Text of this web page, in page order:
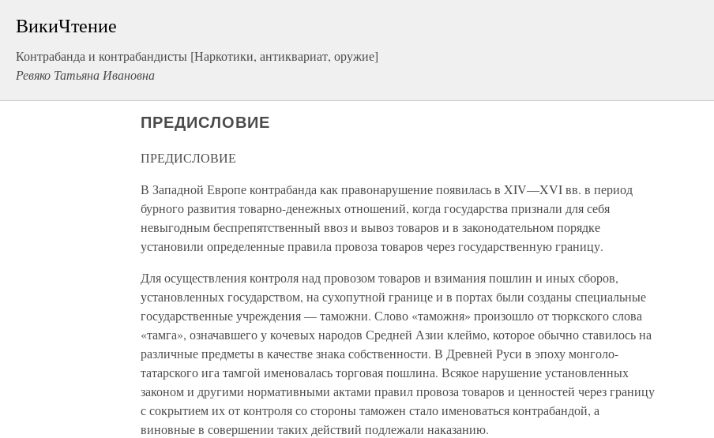
ВикиЧтение
Контрабанда и контрабандисты [Наркотики, антиквариат, оружие]
Ревяко Татьяна Ивановна
ПРЕДИСЛОВИЕ
ПРЕДИСЛОВИЕ
В Западной Европе контрабанда как правонарушение появилась в XIV—XVI вв. в период
бурного развития товарно-денежных отношений, когда государства признали для себя
невыгодным беспрепятственный ввоз и вывоз товаров и в законодательном порядке
установили определенные правила провоза товаров через государственную границу.
Для осуществления контроля над провозом товаров и взимания пошлин и иных сборов,
установленных государством, на сухопутной границе и в портах были созданы специальные
государственные учреждения — таможни. Слово «таможня» произошло от тюркского слова
«тамга», означавшего у кочевых народов Средней Азии клеймо, которое обычно ставилось на
различные предметы в качестве знака собственности. В Древней Руси в эпоху монголо-
татарского ига тамгой именовалась торговая пошлина. Всякое нарушение установленных
законом и другими нормативными актами правил провоза товаров и ценностей через границу
с сокрытием их от контроля со стороны таможен стало именоваться контрабандой, а
виновные в совершении таких действий подлежали наказанию.